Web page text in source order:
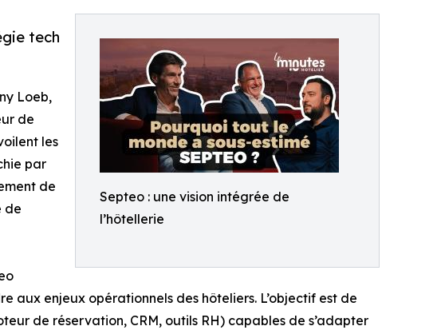
Septeo : une vision intégrée de
l’hôtellerie
tech
Loeb,
de
les
par
de
de
aux enjeux opérationnels des hôteliers. L’objectif est de
de réservation, CRM, outils RH) capables de s’adapter